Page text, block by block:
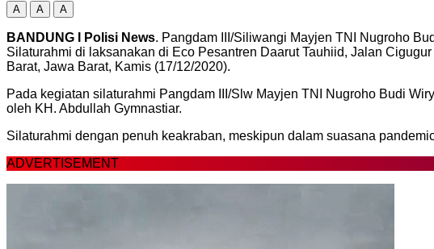
A A A
BANDUNG I Polisi News. Pangdam III/Siliwangi Mayjen TNI Nugroho
Silaturahmi di laksanakan di Eco Pesantren Daarut Tauhiid, Jalan
Barat, Jawa Barat, Kamis (17/12/2020).
Pada kegiatan silaturahmi Pangdam III/Slw Mayjen TNI Nugroho Budi
oleh KH. Abdullah Gymnastiar.
Silaturahmi dengan penuh keakraban, meskipun dalam suasana
ADVERTISEMENT